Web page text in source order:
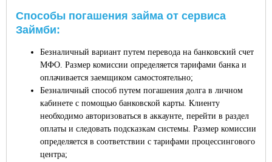
Способы погашения займа от сервиса
Займби:
Безналичный вариант путем перевода на банковский счет
МФО. Размер комиссии определяется тарифами банка и
оплачивается заемщиком самостоятельно;
Безналичный способ путем погашения долга в личном
кабинете с помощью банковской карты. Клиенту
необходимо авторизоваться в аккаунте, перейти в раздел
оплаты и следовать подсказкам системы. Размер комиссии
определяется в соответствии с тарифами процессингового
центра;